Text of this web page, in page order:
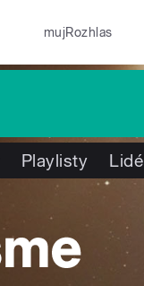
mujRozhlas
Playlisty Lidé